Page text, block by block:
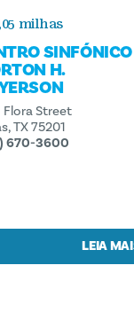
milhas
SINFÓNICO
H.
Flora Street
TX 75201
670-3600
LEIA